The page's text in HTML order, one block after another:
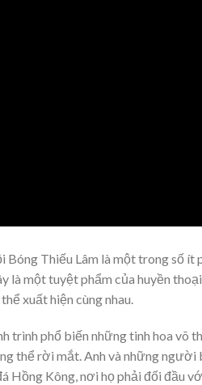
Bóng Thiếu Lâm là một trong số ít
là một tuyệt phẩm của huyền
xuất hiện cùng nhau.
trình phổ biến những tinh hoa võ
thể rời mắt. Anh và những người
Hồng Kông, nơi họ phải đối đầu